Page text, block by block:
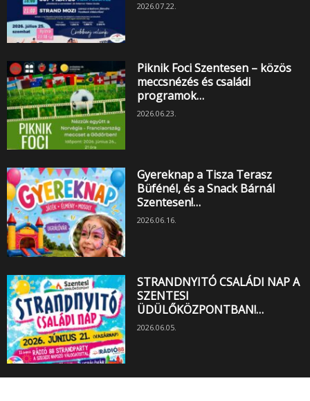
2026.07.22.
Piknik Foci Szentesen – közös
meccsnézés és családi
programok…
2026.06.23.
Gyereknap a Tisza Terasz
Büfénél, és a Snack Bárnál
Szentesen!…
2026.06.16.
STRANDNYITÓ CSALÁDI NAP A
SZENTESI
ÜDÜLŐKÖZPONTBAN!…
2026.06.05.